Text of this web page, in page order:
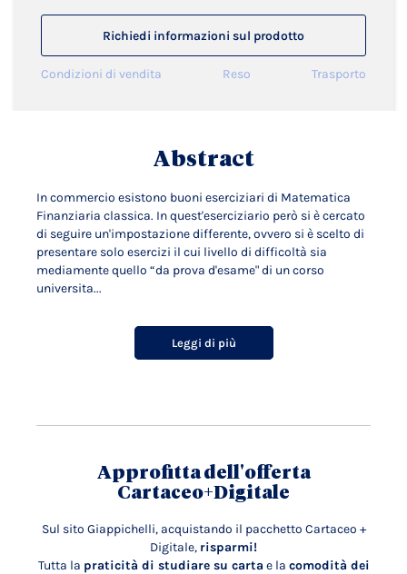
Richiedi informazioni sul prodotto
Condizioni di vendita Reso Trasporto
Abstract
In commercio esistono buoni eserciziari di Matematica
Finanziaria classica. In quest'eserciziario però si è cercato
di seguire un'impostazione differente, ovvero si è scelto di
presentare solo esercizi il cui livello di difficoltà sia
mediamente quello “da prova d'esame" di un corso
universita...
Leggi di più
Approfitta dell'offerta
Cartaceo+Digitale
Sul sito Giappichelli, acquistando il pacchetto Cartaceo +
Digitale, risparmi!
Tutta la praticità di studiare su carta e la comodità dei